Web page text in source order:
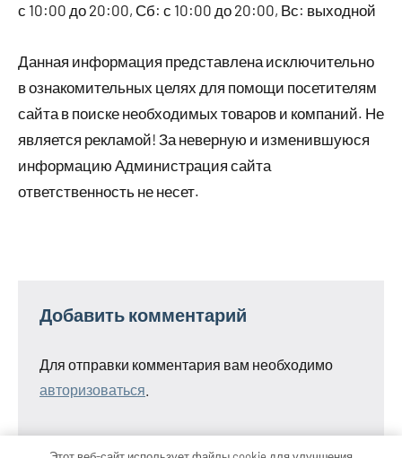
с 10:00 до 20:00, Сб: с 10:00 до 20:00, Вс: выходной
Данная информация представлена исключительно
в ознакомительных целях для помощи посетителям
сайта в поиске необходимых товаров и компаний. Не
является рекламой! За неверную и изменившуюся
информацию Администрация сайта
ответственность не несет.
Добавить комментарий
Для отправки комментария вам необходимо
авторизоваться